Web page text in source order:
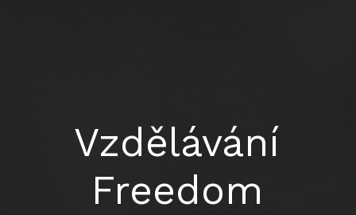
Vzdělávání
Freedom